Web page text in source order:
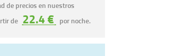
de precios en nuestros
de 22.4 € por noche.